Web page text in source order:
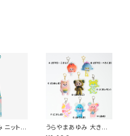
ニットサ
うらやまあゆみ 大きな